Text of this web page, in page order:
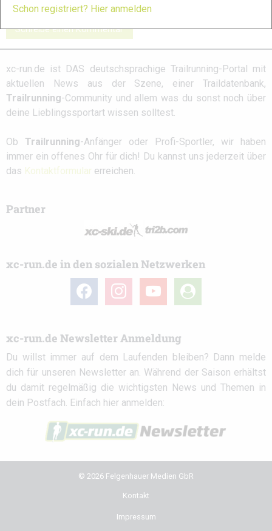
Schreibe einen Kommentar
xc-run.de ist DAS deutschsprachige Trailrunning-Portal mit
aktuellen News aus der Szene, einer Traildatenbank,
Trailrunning-Community und allem was du sonst noch über
deine Lieblingssportart wissen solltest.
Ob Trailrunning-Anfänger oder Profi-Sportler, wir haben
immer ein offenes Ohr für dich! Du kannst uns jederzeit über
das Kontaktformular erreichen.
Partner
xc-run.de in den sozialen Netzwerken
facebook instagramyoutube
user-
circle
xc-run.de Newsletter Anmeldung
Du willst immer auf dem Laufenden bleiben? Dann melde
dich für unseren Newsletter an. Während der Saison erhältst
du damit regelmäßig die wichtigsten News und Themen in
dein Postfach. Einfach hier anmelden:
© 2026 Felgenhauer Medien GbR
Kontakt
Impressum
Schon registriert? Hier anmelden